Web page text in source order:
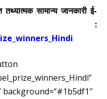
सामान्य जानकारी ई-
:
background=”#1b5df1″